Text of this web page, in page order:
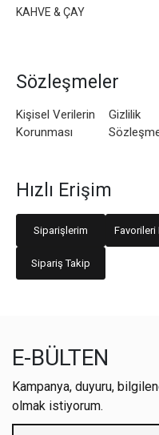
KAHVE & ÇAY
Sözleşmeler
Kişisel Verilerin
Korunması
Gizlilik
Hızlı Erişim
Siparişlerim Favorileri
Sipariş Takip
E-BÜLTEN
Kampanya, duyuru,
olmak istiyorum.